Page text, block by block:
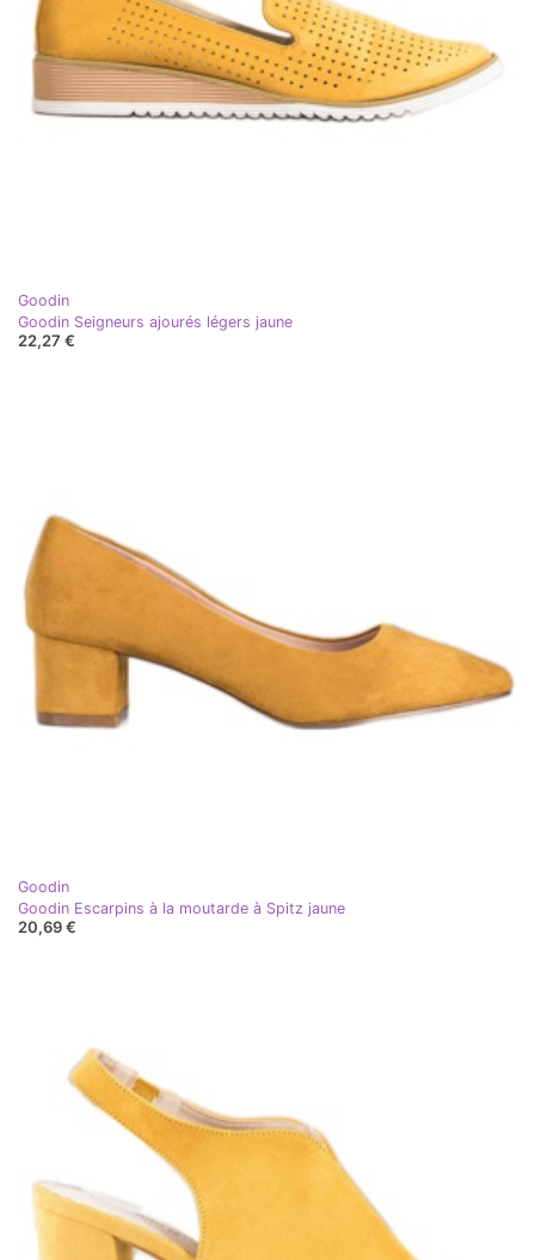
Goodin
Goodin Seigneurs ajourés légers jaune
22,27 €
Goodin
Goodin Escarpins à la moutarde à Spitz jaune
20,69 €